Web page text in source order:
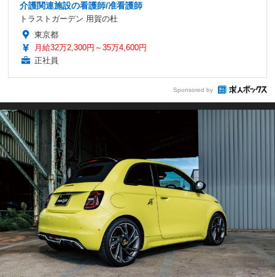
介護関連施設の看護師/准看護師
トラストガーデン 用賀の杜
東京都
月給32万2,300円～35万4,600円
正社員
Sponsored by